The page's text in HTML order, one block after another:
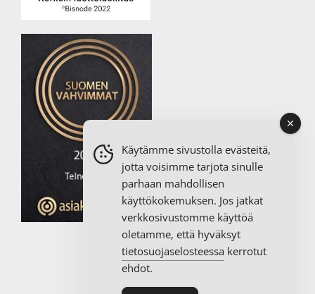
Käytämme sivustolla evästeitä,
jotta voisimme tarjota sinulle
parhaan mahdollisen
käyttökokemuksen. Jos jatkat
verkkosivustomme käyttöä
oletamme, että hyväksyt
tietosuojaselosteessa kerrotut
ehdot.